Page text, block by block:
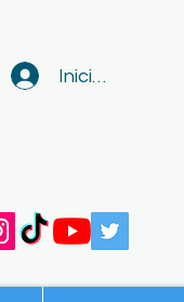
Iniciar sesión